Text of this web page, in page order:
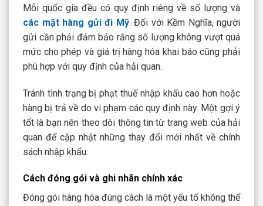
Mỗi quốc gia đều có quy định riêng về số lượng và
các mặt hàng gửi đi Mỹ. Đối với Kềm Nghĩa, người
gửi cần phải đảm bảo rằng số lượng không vượt quá
mức cho phép và giá trị hàng hóa khai báo cũng phải
phù hợp với quy định của hải quan.
Tránh tình trạng bị phạt thuế nhập khẩu cao hơn hoặc
hàng bị trả về do vi phạm các quy định này. Một gợi ý
tốt là bạn nên theo dõi thông tin từ trang web của hải
quan để cập nhật những thay đổi mới nhất về chính
sách nhập khẩu.
Cách đóng gói và ghi nhãn chính xác
Đóng gói hàng hóa đúng cách là một yếu tố không thể